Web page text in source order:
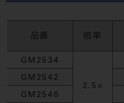
品番 倍率
GM2534
2.5×
GM2542
GM2546